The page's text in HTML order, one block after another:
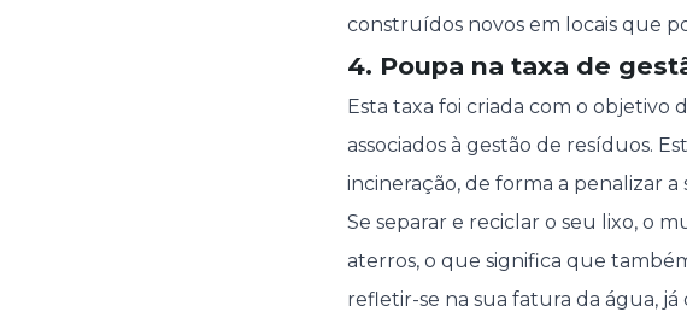
construídos novos em locais que
4. Poupa na taxa de
Esta taxa foi criada com o objetivo
associados à gestão de resíduos.
incineração, de forma a penalizar a
Se separar e reciclar o seu lixo, o
aterros, o que significa que
refletir-se na sua fatura da água, já